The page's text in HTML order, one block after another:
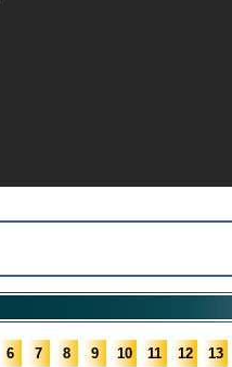
6 7 8 9 10 11 12 13